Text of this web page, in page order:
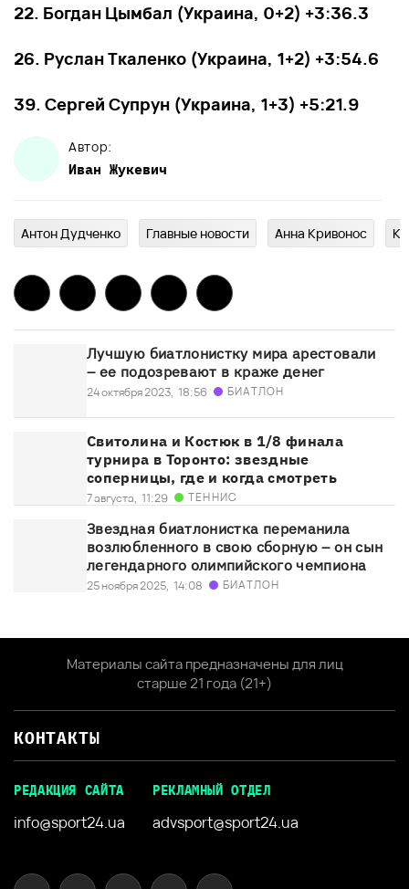
22. Богдан Цымбал (Украина, 0+2) +3:36.3
26. Руслан Ткаленко (Украина, 1+2) +3:54.6
39. Сергей Супрун (Украина, 1+3) +5:21.9
Автор:
Иван Жукевич
Антон Дудченко Главныe новости Анна Кривонос
Лучшую биатлонистку мира арестовали
– ее подозревают в краже денег
24 октября 2023, 18:56 БИАТЛОН
Свитолина и Костюк в 1/8 финала
турнира в Торонто: звездные
соперницы, где и когда смотреть
7 августа, 11:29 ТЕННИС
Звездная биатлонистка переманила
возлюбленного в свою сборную – он сын
легендарного олимпийского чемпиона
25 ноября 2025, 14:08 БИАТЛОН
Материалы сайта предназначены для лиц
старше 21 года (21+)
КОНТАКТЫ
РЕДАКЦИЯ САЙТА
info@sport24.ua
РЕКЛАМНЫЙ ОТДЕЛ
advsport@sport24.ua